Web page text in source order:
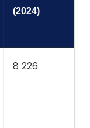
(2024)
8 226